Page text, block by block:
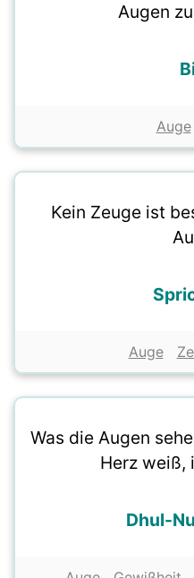
Augen
Auge
Kein Zeuge ist
Auge
Was die Augen
Herz weiß,
Dhul-